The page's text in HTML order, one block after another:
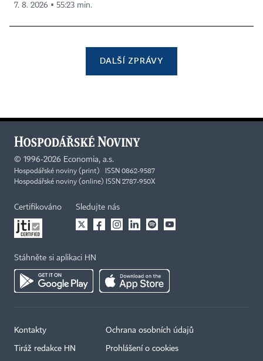
7. 8. 2026 ▪ 55:23 min.
DALŠÍ ZPRÁVY
© 1996-2026 Economia, a.s.
Hospodářské noviny (print) ISSN 0862-9587
Hospodářské noviny (online) ISSN 2787-950X
Certifikováno Sledujte nás
Stáhněte si aplikaci HN
Kontakty
Tiráž redakce HN
Ochrana osobních údajů
Prohlášení o cookies